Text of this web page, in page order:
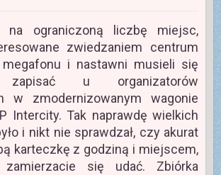
na ograniczoną liczbę miejsc,
zwiedzaniem centrum
megafonu i nastawni musieli się
zapisać u organizatorów
w zmodernizowanym wagonie
Intercity. Tak naprawdę wielkich
i nikt nie sprawdzał, czy akurat
karteczkę z godziną i miejscem,
się udać. Zbiórka